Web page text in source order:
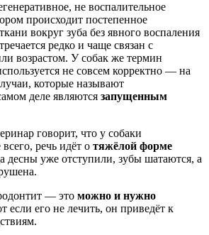
не воспалительное
происходит постепенное
вокруг зуба без явного воспаления
редко и чаще связан с
возрастом. У собак же термин
не совсем корректно — на
которые называют
деле являются запущенным
говорит, что у собаки
речь идёт о тяжёлой форме
десны уже отступили, зубы шатаются, а
— это можно и нужно
если его не лечить, он приведёт к